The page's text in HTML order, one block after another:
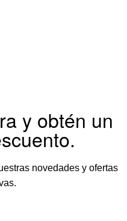
y obtén un
novedades y ofertas